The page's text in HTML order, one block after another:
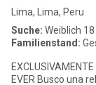
Lima, Lima, Peru
Suche: Weiblich 18
Familienstand:
EXCLUSIVAMENTE MUJERES.
EVER Busco una